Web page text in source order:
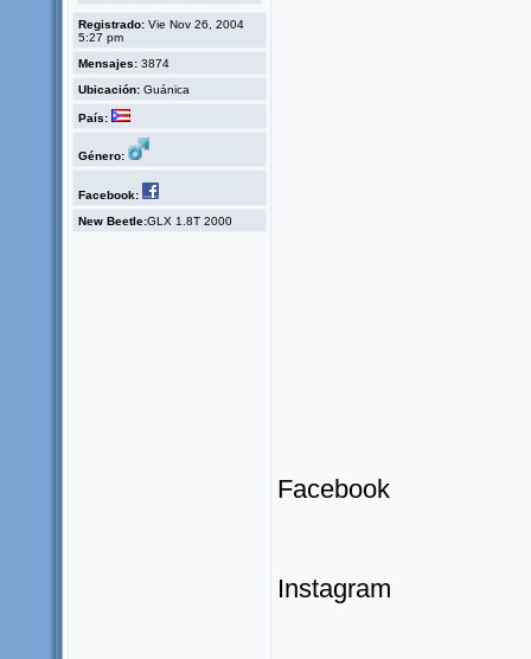
Registrado: Vie Nov 26, 2004
5:27 pm
Mensajes: 3874
Ubicación: Guánica
País:
Género:
Facebook:
New Beetle:GLX 1.8T 2000
Facebook
Instagram